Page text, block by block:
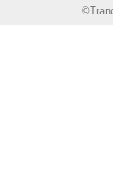
©